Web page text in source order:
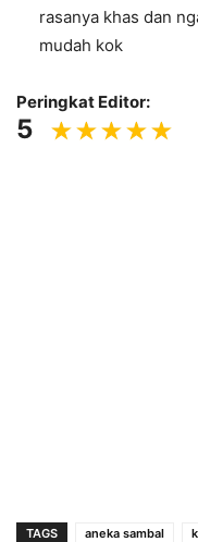
rasanya khas dan
mudah kok
Peringkat Editor:
5
TAGS aneka sambal